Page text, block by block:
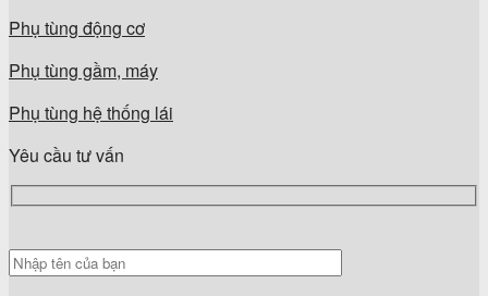
Phụ tùng động cơ
Phụ tùng gầm, máy
Phụ tùng hệ thống lái
Yêu cầu tư vấn